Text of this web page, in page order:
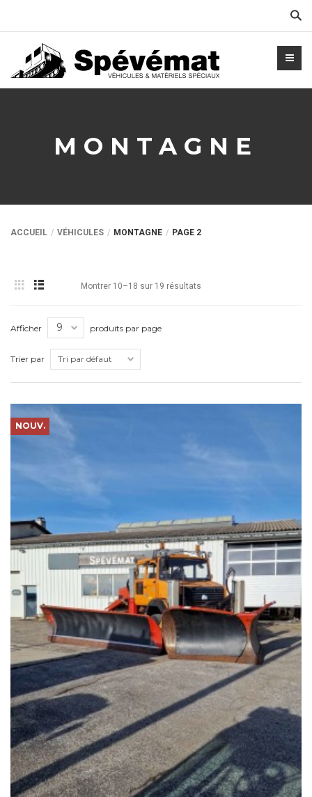
MONTAGNE
ACCUEIL VÉHICULES MONTAGNE PAGE 2
Montrer 10–18 sur 19 résultats
Afficher produits par page
Trier par
NOUV.